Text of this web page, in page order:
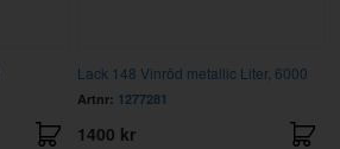
Lack 148 Vinröd metallic Liter, 6000
Artnr: 1277281
1400 kr